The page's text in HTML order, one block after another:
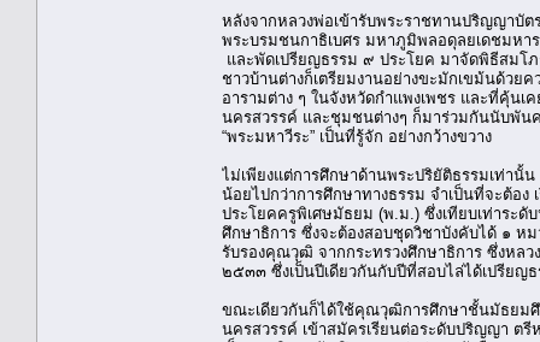
หลังจากหลวงพ่อเข้ารับพระราชทานปริญญาบั
พระบรมชนกาธิเบศร มหาภูมิพลอดุลยเดชมห
และพัดเปรียญธรรม ๙ ประโยค มาจัดพิธีสมโ
ชาวบ้านต่างก็เตรียมงานอย่างขะมักเขม้นด้วย
อารามต่าง ๆ ในจังหวัดกำแพงเพชร และที่คุ้น
นครสวรรค์ และชุมชนต่างๆ ก็มาร่วมกันนับพัน
“พระมหาวีระ” เป็นที่รู้จัก อย่างกว้างขวาง
ไม่เพียงแต่การศึกษาด้านพระปริยัติธรรมเท่านั้
น้อยไปกว่าการศึกษาทางธรรม จำเป็นที่จะต้อง
ประโยคครูพิเศษมัธยม (พ.ม.) ซึ่งเทียบเท่าระ
ศึกษาธิการ ซึ่งจะต้องสอบชุดวิชาบังคับได้ ๑ ห
รับรองคุณวุฒิ จากกระทรวงศึกษาธิการ ซึ่งหล
๒๕๓๓ ซึ่งเป็นปีเดียวกันกับปีที่สอบไล่ได้เปรียญ
ขณะเดียวกันก็ได้ใช้คุณวุฒิการศึกษาชั้นมัธยมศึ
นครสวรรค์ เข้าสมัครเรียนต่อระดับปริญญา ต